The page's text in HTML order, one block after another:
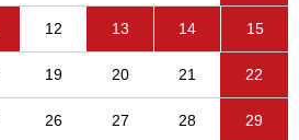
12 13 14 15
19 20 21 22
26 27 28 29